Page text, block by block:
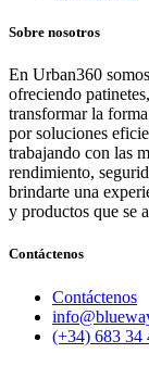
Sobre nosotros
En Urban360
ofreciendo
transformar la
por soluciones
trabajando con las
rendimiento,
brindarte una
y productos que se
Contáctenos
Contáctenos
(+34) 683 34